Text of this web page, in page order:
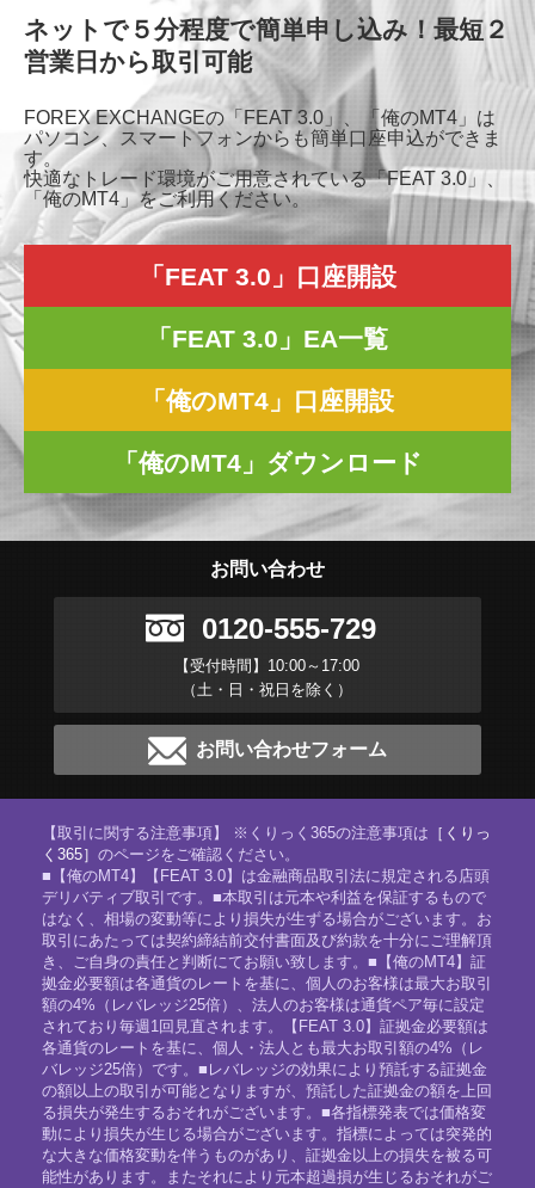
ネットで５分程度で簡単申し込み！最短２
営業日から取引可能
FOREX EXCHANGEの「FEAT 3.0」、「俺のMT4」は
パソコン、スマートフォンからも簡単口座申込ができま
す。
快適なトレード環境がご用意されている「FEAT 3.0」、
「俺のMT4」をご利用ください。
「FEAT 3.0」口座開設
「FEAT 3.0」EA一覧
「俺のMT4」口座開設
「俺のMT4」ダウンロード
お問い合わせ
0120-555-729
【受付時間】10:00～17:00
（土・日・祝日を除く）
お問い合わせフォーム
【取引に関する注意事項】 ※くりっく365の注意事項は ［くりっ
く365］ のページをご確認ください。
■【俺のMT4】【FEAT 3.0】は金融商品取引法に規定される店頭
デリバティブ取引です。■本取引は元本や利益を保証するもので
はなく、相場の変動等により損失が生ずる場合がございます。お
取引にあたっては契約締結前交付書面及び約款を十分にご理解頂
き、ご自身の責任と判断にてお願い致します。■【俺のMT4】証
拠金必要額は各通貨のレートを基に、個人のお客様は最大お取引
額の4%（レバレッジ25倍）、法人のお客様は通貨ペア毎に設定
されており毎週1回見直されます。【FEAT 3.0】証拠金必要額は
各通貨のレートを基に、個人・法人とも最大お取引額の4%（レ
バレッジ25倍）です。■レバレッジの効果により預託する証拠金
の額以上の取引が可能となりますが、預託した証拠金の額を上回
る損失が発生するおそれがございます。■各指標発表では価格変
動により損失が生じる場合がございます。指標によっては突発的
な大きな価格変動を伴うものがあり、証拠金以上の損失を被る可
能性があります。またそれにより元本超過損が生じるおそれがご